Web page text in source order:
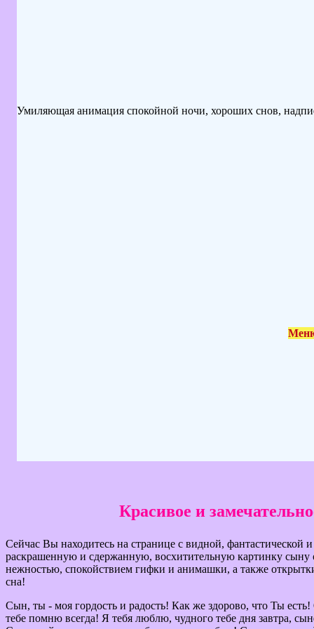
Умиляющая анимация спокойной ночи, хороших снов,
Красивое и
Сейчас Вы находитесь на странице с видной,
раскрашенную и сдержанную, восхитительную картинку сыну
нежностью, спокойствием гифки и анимашки, а также
сна!
Сын, ты - моя гордость и радость! Как же здорово, что Ты
тебе помню всегда! Я тебя люблю, чудного тебе дня завтра,